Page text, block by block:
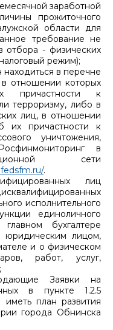
заработной
прожиточного
области для
требование не
отбора - физических
режим);
в перечне
отношении которых
причастности к
терроризму, либо в
лиц, в отношении
их причастности к
уничтожения,
в
сети
.
лиц
исполнительного
единоличного
бухгалтере
юридическим лицом,
и о физическом
работ, услуг,
Заявки на
в пункте 1.2.5
план развития
города Обнинска